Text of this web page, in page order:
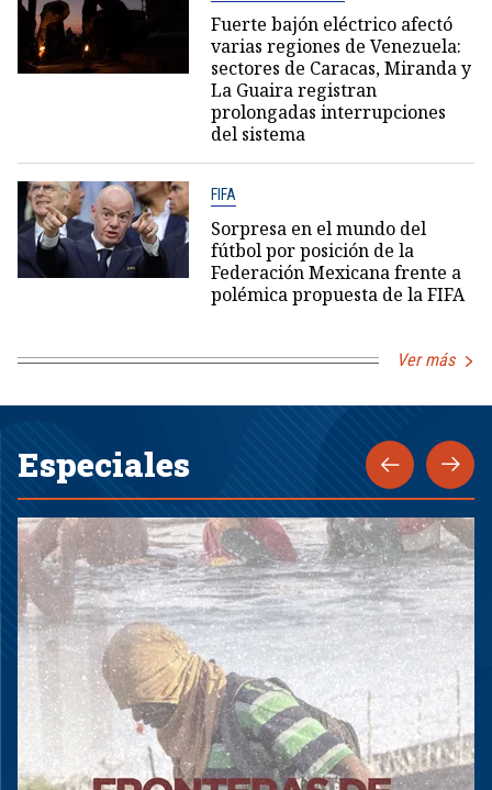
Fuerte bajón eléctrico afectó
varias regiones de Venezuela:
sectores de Caracas, Miranda y
La Guaira registran
prolongadas interrupciones
del sistema
FIFA
Sorpresa en el mundo del
fútbol por posición de la
Federación Mexicana frente a
polémica propuesta de la FIFA
Ver más
Especiales